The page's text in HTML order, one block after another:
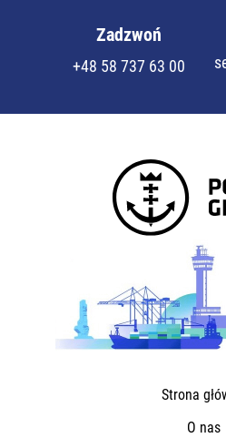
Zadzwoń
+48 58 737 63 00
Strona
O nas